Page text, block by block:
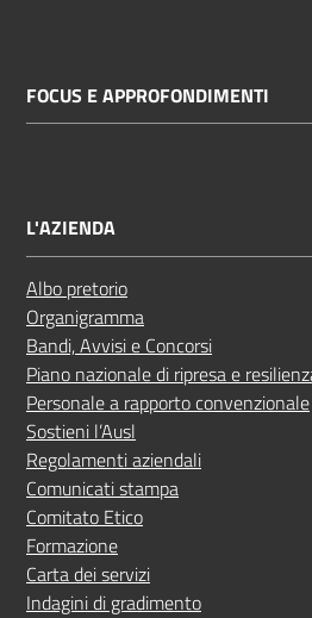
FOCUS E APPROFONDIMENTI
L'AZIENDA
Albo pretorio
Organigramma
Bandi, Avvisi e Concorsi
Piano nazionale di ripresa e
Personale a rapporto convenzionale
Sostieni l’Ausl
Regolamenti aziendali
Comunicati stampa
Comitato Etico
Formazione
Carta dei servizi
Indagini di gradimento